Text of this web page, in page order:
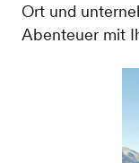
Ort und
Abenteuer mit